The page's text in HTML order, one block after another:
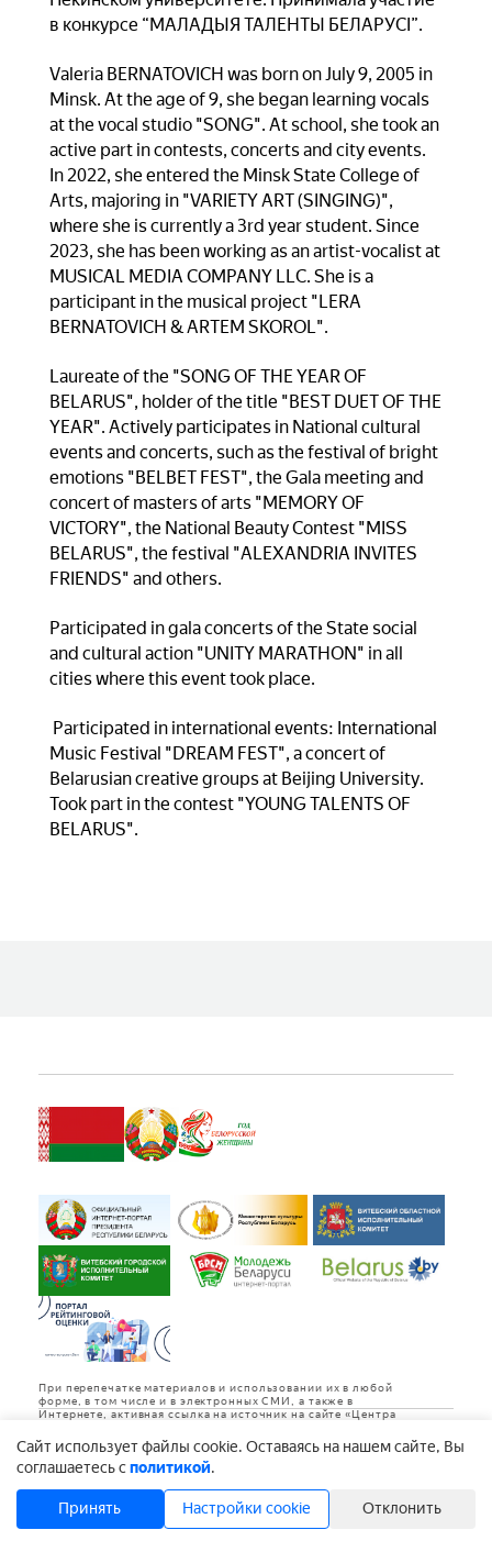
в конкурсе “МАЛАДЫЯ ТАЛЕНТЫ БЕЛАРУСІ”.
Valeria BERNATOVICH was born on July 9, 2005 in
Minsk. At the age of 9, she began learning vocals
at the vocal studio "SONG". At school, she took an
active part in contests, concerts and city events.
In 2022, she entered the Minsk State College of
Arts, majoring in "VARIETY ART (SINGING)",
where she is currently a 3rd year student. Since
2023, she has been working as an artist-vocalist at
MUSICAL MEDIA COMPANY LLC. She is a
participant in the musical project "LERA
BERNATOVICH & ARTEM SKOROL".
Laureate of the "SONG OF THE YEAR OF
BELARUS", holder of the title "BEST DUET OF THE
YEAR". Actively participates in National cultural
events and concerts, such as the festival of bright
emotions "BELBET FEST", the Gala meeting and
concert of masters of arts "MEMORY OF
VICTORY", the National Beauty Contest "MISS
BELARUS", the festival "ALEXANDRIA INVITES
FRIENDS" and others.
Participated in gala concerts of the State social
and cultural action "UNITY MARATHON" in all
cities where this event took place.
Participated in international events: International
Music Festival "DREAM FEST", a concert of
Belarusian creative groups at Beijing University.
Took part in the contest "YOUNG TALENTS OF
BELARUS".
Cайт использует файлы cookie. Оставаясь на нашем сайте, Вы
соглашаетесь сполитикой.
Принять Настройки cookie Отклонить
При перепечатке материалов и использовании их в любой
форме, в том числе и в электронных СМИ, а также в
Интернете, активная ссылка на источник на сайте «Центра
Дизайн и разработка
Copyright © 1992-2026 Государственное учреждение «Центр культуры